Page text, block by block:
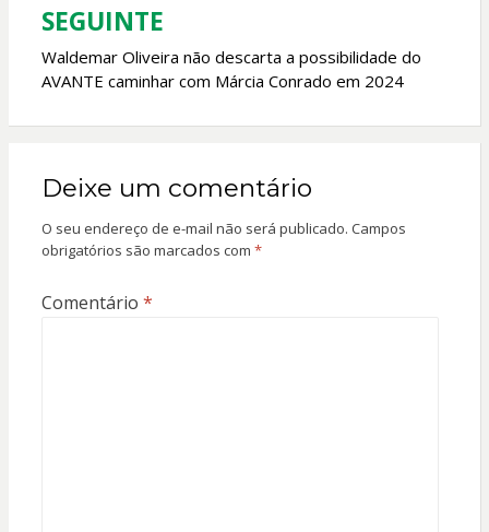
SEGUINTE
Waldemar Oliveira não descarta a possibilidade do
AVANTE caminhar com Márcia Conrado em 2024
Deixe um comentário
O seu endereço de e-mail não será publicado. Campos
obrigatórios são marcados com *
Comentário *